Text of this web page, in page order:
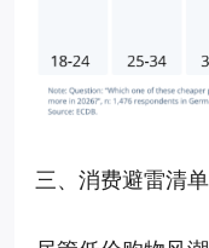
三、消费避雷清